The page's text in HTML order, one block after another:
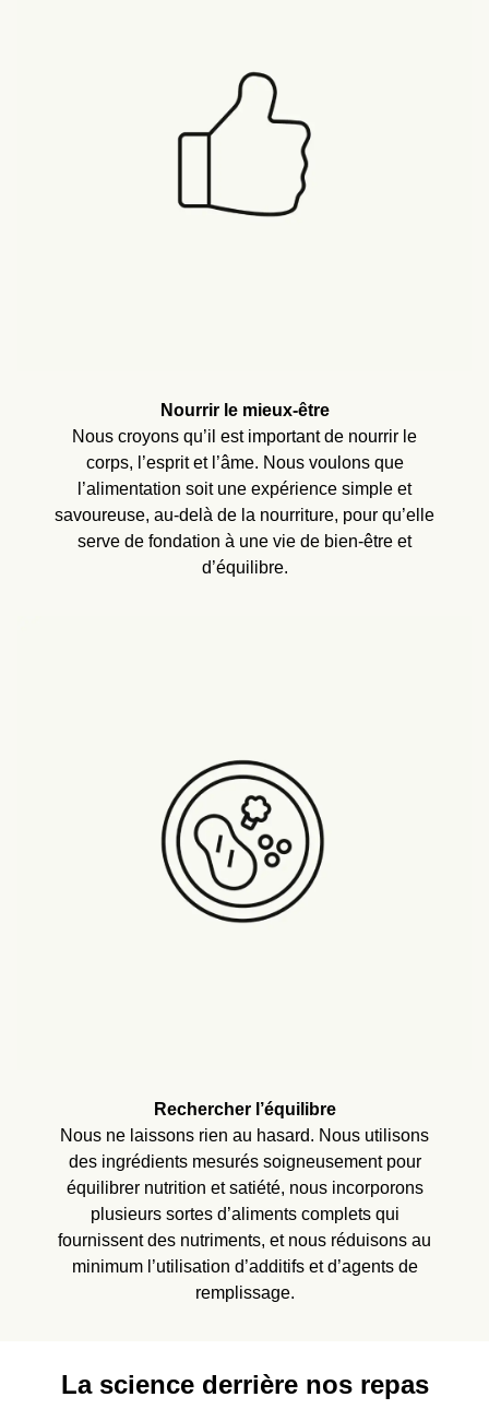
Nourrir le mieux-être
Nous croyons qu’il est important de nourrir le
corps, l’esprit et l’âme. Nous voulons que
l’alimentation soit une expérience simple et
savoureuse, au-delà de la nourriture, pour qu’elle
serve de fondation à une vie de bien-être et
d’équilibre.
Rechercher l’équilibre
Nous ne laissons rien au hasard. Nous utilisons
des ingrédients mesurés soigneusement pour
équilibrer nutrition et satiété, nous incorporons
plusieurs sortes d’aliments complets qui
fournissent des nutriments, et nous réduisons au
minimum l’utilisation d’additifs et d’agents de
remplissage.
La science derrière nos repas